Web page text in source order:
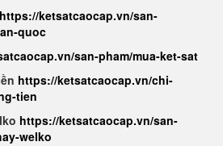
https://ketsatcaocap.vn/san-
quoc
san-pham/mua-ket-sat
https://ketsatcaocap.vn/chi-
tien
https://ketsatcaocap.vn/san-
welko